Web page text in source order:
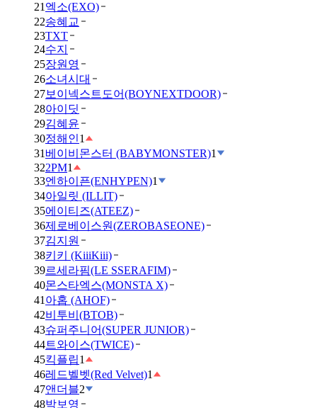
21 엑소(EXO)
22송혜교
23TXT
24수지
25장원영
26소녀시대
27보이넥스트도어(BOYNEXTDOOR)
28아이딧
29김혜윤
30정해인1
31 베이비몬스터 (BABYMONSTER)1
322PM1
33엔하이픈(ENHYPEN)1
34아일릿 (ILLIT)
35에이티즈(ATEEZ)
36제로베이스원(ZEROBASEONE)
37김지원
38키키 (KiiiKiii)
39르세라핌(LE SSERAFIM)
40몬스타엑스(MONSTA X)
41 아홉 (AHOF)
42비투비(BTOB)
43슈퍼주니어(SUPER JUNIOR)
44트와이스(TWICE)
45킥플립1
46레드벨벳(Red Velvet)1
47앤더블2
48박보영